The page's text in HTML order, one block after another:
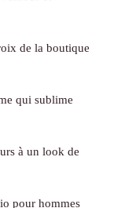
de la boutique
qui sublime
à un look de
pour hommes